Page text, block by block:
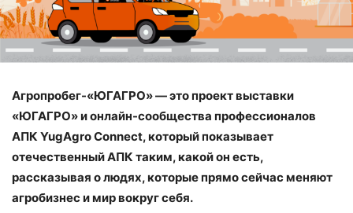
Агропробег-«ЮГАГРО» — это проект выставки
«ЮГАГРО» и онлайн-сообщества профессионалов
АПК YugAgro Connect, который показывает
отечественный АПК таким, какой он есть,
рассказывая о людях, которые прямо сейчас меняют
агробизнес и мир вокруг себя.